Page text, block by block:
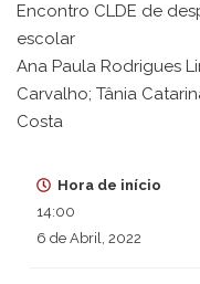
Encontro CLDE de
escolar
Ana Paula Rodrigues
Carvalho; Tânia
Costa
Hora de início
14:00
6 de Abril, 2022